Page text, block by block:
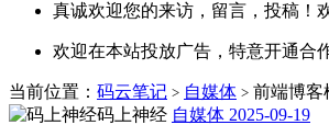
真诚欢迎您的来访，留言，投稿
欢迎在本站投放广告，特意开通合
当前位置： 码云笔记 > 自媒体 > 前端博客
码上神经 自媒体 2025-09-19